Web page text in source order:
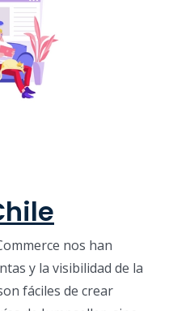
nos han
y la visibilidad de la
fáciles de crear